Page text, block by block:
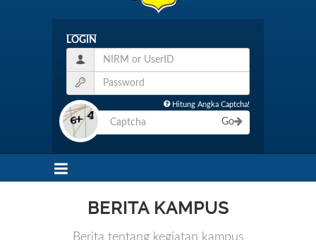
LOGIN
Hitung Angka Captcha!
Go
BERITA KAMPUS
Berita tentang kegiatan kampus